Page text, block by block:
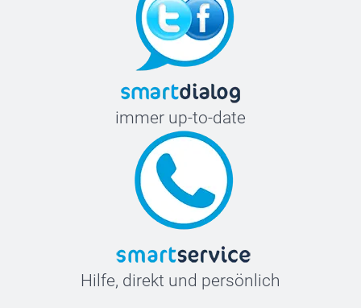
immer up-to-date
Hilfe, direkt und persönlich